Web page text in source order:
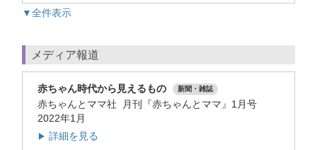
▼全件表示
メディア報道
赤ちゃん時代から見えるもの 新聞・雑誌
赤ちゃんとママ社 月刊『赤ちゃんとママ』1月号
2022年1月
▶ 詳細を見る